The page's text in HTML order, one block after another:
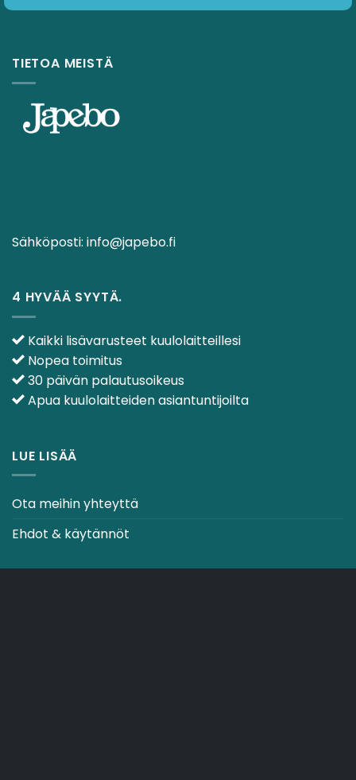
TIETOA MEISTÄ
Sähköposti: info@japebo.fi
4 HYVÄÄ SYYTÄ.
Kaikki lisävarusteet kuulolaitteillesi
Nopea toimitus
30 päivän palautusoikeus
Apua kuulolaitteiden asiantuntijoilta
LUE LISÄÄ
Ota meihin yhteyttä
Ehdot & käytännöt